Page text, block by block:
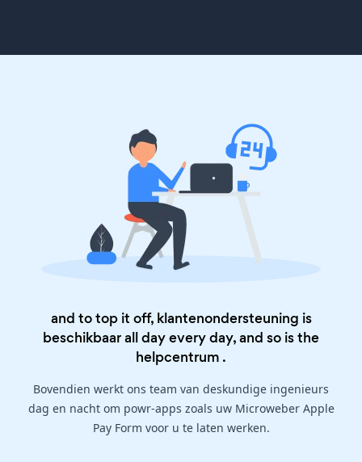
and to top it off, klantenondersteuning is
beschikbaar all day every day, and so is the
helpcentrum .
Bovendien werkt ons team van deskundige ingenieurs
dag en nacht om powr-apps zoals uw Microweber Apple
Pay Form voor u te laten werken.